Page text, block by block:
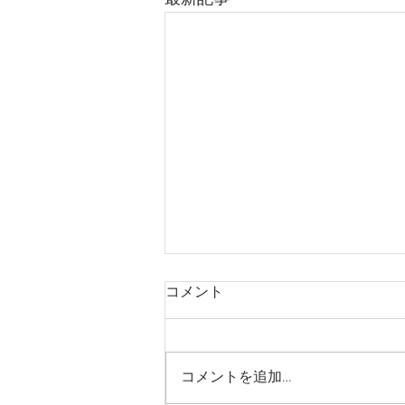
コメント
コメントを追加…